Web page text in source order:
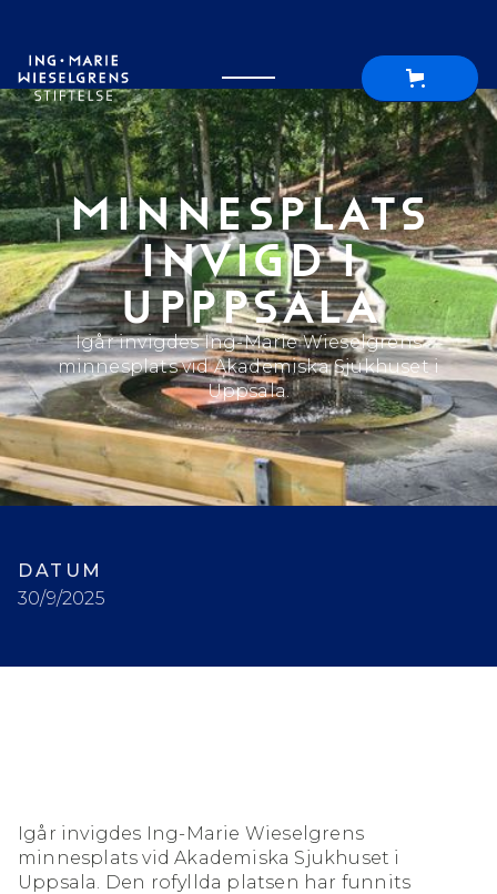
MINNESPLATS
INVIGD I
UPPPSALA
Igår invigdes Ing-Marie Wieselgrens
minnesplats vid Akademiska Sjukhuset i
Uppsala.
DATUM
30/9/2025
Igår invigdes Ing-Marie Wieselgrens
minnesplats vid Akademiska Sjukhuset i
Uppsala. Den rofyllda platsen har funnits